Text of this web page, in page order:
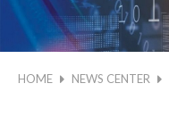
HOME NEWS CENTER